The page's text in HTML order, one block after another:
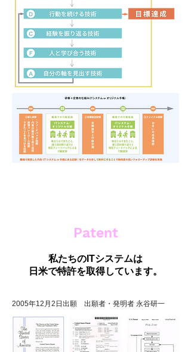
Patent
私たちのITシステムは
日米で特許を取得しています。
2005年12月2日出願 出願者・発明者 永谷研一